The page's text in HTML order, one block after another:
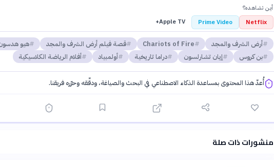
أين تشاهده؟
Netflix
Prime Video
Apple TV+
أرض الشرف والمجد Chariots of Fire قصة فيلم أرض الشرف والمجد
هيو
بن كروس
إيان تشارلسون دراما تاريخية أولمبياد أفلام الرياضة الكلاسيكية
أُعدّ هذا المحتوى بمساعدة الذكاء الاصطناعي في البحث والصياغة، ودقّقه وحرّره فريقنا.
منشورات ذات صلة